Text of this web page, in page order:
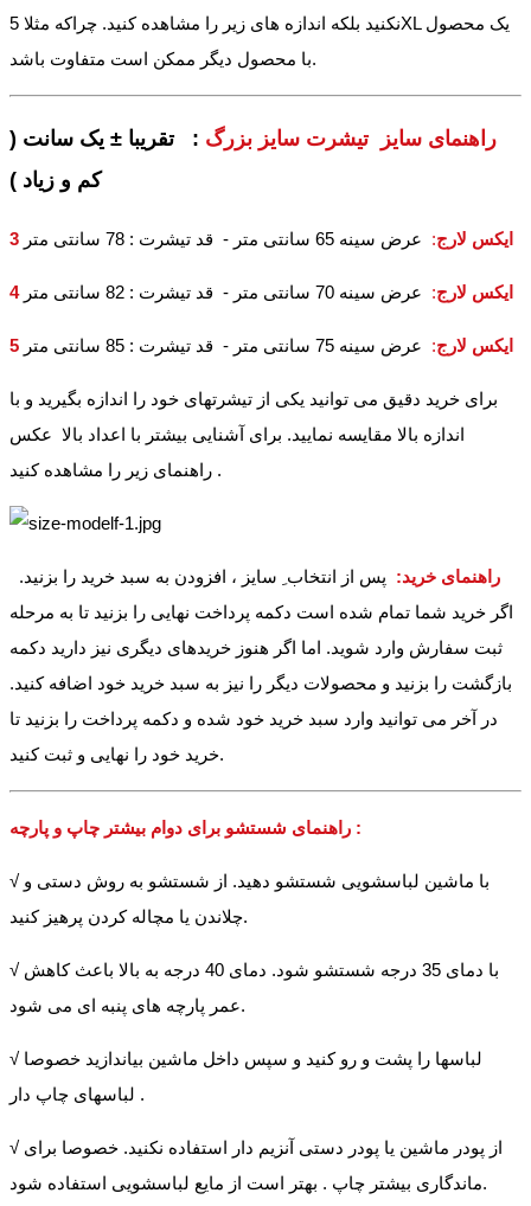
نکنید بلکه اندازه های زیر را مشاهده کنید. چراکه مثلا 5XL یک محصول
با محصول دیگر ممکن است متفاوت باشد.
راهنمای سایز تیشرت سایز بزرگ : تقریبا ± یک سانت (
کم و زیاد )
3 ایکس لارج: عرض سینه 65 سانتی متر - قد تیشرت : 78 سانتی متر
4 ایکس لارج: عرض سینه 70 سانتی متر - قد تیشرت : 82 سانتی متر
5 ایکس لارج: عرض سینه 75 سانتی متر - قد تیشرت : 85 سانتی متر
برای خرید دقیق می توانید یکی از تیشرتهای خود را اندازه بگیرید و با
اندازه بالا مقایسه نمایید. برای آشنایی بیشتر با اعداد بالا عکس
راهنمای زیر را مشاهده کنید .
راهنمای خرید: پس از انتخاب ِ سایز ، افزودن به سبد خرید را بزنید.
اگر خرید شما تمام شده است دکمه پرداخت نهایی را بزنید تا به مرحله
ثبت سفارش وارد شوید. اما اگر هنوز خریدهای دیگری نیز دارید دکمه
بازگشت را بزنید و محصولات دیگر را نیز به سبد خرید خود اضافه کنید.
در آخر می توانید وارد سبد خرید خود شده و دکمه پرداخت را بزنید تا
خرید خود را نهایی و ثبت کنید.
راهنمای شستشو برای دوام بیشتر چاپ و پارچه :
√ با ماشین لباسشویی شستشو دهید. از شستشو به روش دستی و
چلاندن یا مچاله کردن پرهیز کنید.
√ با دمای 35 درجه شستشو شود. دمای 40 درجه به بالا باعث کاهش
عمر پارچه های پنبه ای می شود.
√ لباسها را پشت و رو کنید و سپس داخل ماشین بیاندازید خصوصا
لباسهای چاپ دار .
√ از پودر ماشین یا پودر دستی آنزیم دار استفاده نکنید. خصوصا برای
ماندگاری بیشتر چاپ . بهتر است از مایع لباسشویی استفاده شود.